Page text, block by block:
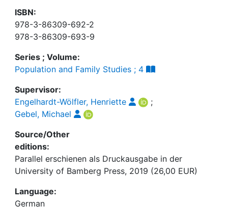
ISBN:
978-3-86309-692-2
978-3-86309-693-9
Series ; Volume:
Population and Family Studies ; 4
Supervisor:
Engelhardt-Wölfler, Henriette
;
Gebel, Michael
Source/Other
editions:
Parallel erschienen als Druckausgabe in der
University of Bamberg Press, 2019 (26,00 EUR)
Language:
German